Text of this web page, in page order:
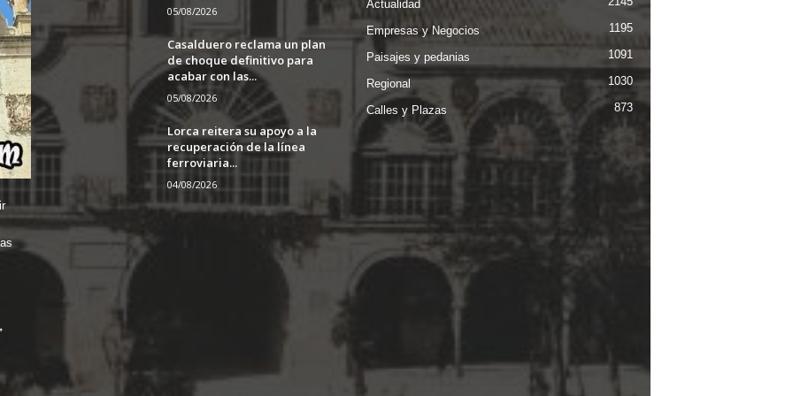
05/08/2026
Casalduero reclama un plan
de choque definitivo para
acabar con las...
05/08/2026
Lorca reitera su apoyo a la
recuperación de la línea
ferroviaria...
04/08/2026
Actualidad
Empresas y Negocios 1195
Paisajes y pedanias 1091
Regional 1030
Calles y Plazas 873